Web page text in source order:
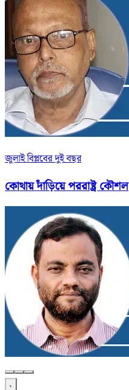
জুলাই বিপ্লবের দুই বছর
কোথায় দাঁড়িয়ে পররাষ্ট্র কৌশল